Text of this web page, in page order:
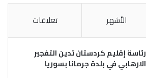
الأشهر تعليقات
رئاسة إقليم كردستان تدين التفجير
الارهابي في بلدة جرمانا بسوريا